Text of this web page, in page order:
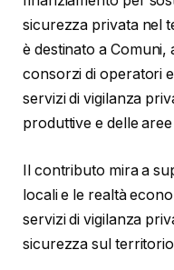
sicurezza privata nel
è destinato a Comuni,
consorzi di operatori
servizi di vigilanza
produttive e delle
Il contributo mira a
locali e le realtà
servizi di vigilanza
sicurezza sul